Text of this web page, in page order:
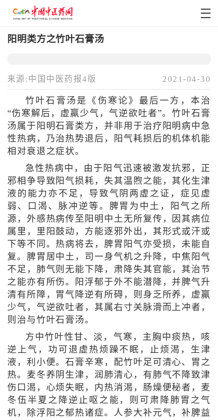
阳明类方之竹叶石膏汤
来源:中国中医药报4版 2021-04-30
竹叶石膏汤是《伤寒论》最后一方，本治
“伤寒解后，虚羸少气，气逆欲吐者”。竹叶石膏
汤属于阳明石膏类方，并非用于治疗阳明病中急
性热病，乃治热势退后，阳气耗损后的机体机能
相对衰退之症状。
急性热病中，由于阳气迅速被激发抗邪，正
邪相争导致阳气损耗，失其温煦之能，其化生津
液的能力亦不足，导致气阴两虚之证，症见虚
弱、口渴、脉冲逆等。脾胃为中土，阳气之所
源，外感热病传至阳明中土无所复传，因其病位
属里，里阳鼓动，方能逐邪外出，其形式或汗或
下等不同。热病将去，脾胃阳气亦受损，未能自
复。脾胃居中土，司一身气机之升降，中焦阳气
不足，肺气则无能下降，肃降失其官能，其治节
之能亦有所伤。阳浮郁于外不能潜降，并脾气升
清有所障，胃气降逆有所碍，则身乏所养，虚羸
少气，气逆欲吐者，其属右寸关脉滑而上冲者，
则治与竹叶石膏汤。
方中竹叶性甘、淡，气寒，主胸中痰热，咳
逆上气，功可退虚热烦躁不眠，止烦渴，生津
液，利小便。石膏辛寒，配竹叶足可清心、胃之
热。麦冬养阴生津，润肺清心，有肺气不降致津
伤口渴，心烦失眠，内热消渴，肠燥便秘者，麦
冬伍半夏之降逆止呕之能，则可肃降肺胃之气
机，除浮阳之郁热诸症。人参大补元气，补脾益